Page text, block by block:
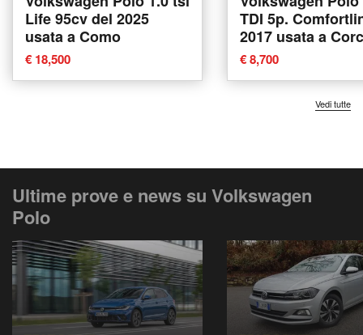
Life 95cv del 2025
usata a Como
€ 18,500
TDI 5p.
2017 usata a
€ 8,700
Vedi tutte
Ultime prove e news su Volkswagen
Polo